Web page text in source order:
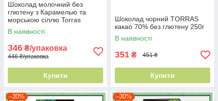
Шоколад молочний без
глютену з Карамелью та
морською сіллю Torras
CARAMEL & SEA SALT 250г
В наявності
346 ₴/упаковка
446 ₴/упаковка
Купити
Шоколад чорний TORRAS
какао 70% без глютену 250г
В наявності
351 ₴ 451 ₴
Купити
–30% –30%